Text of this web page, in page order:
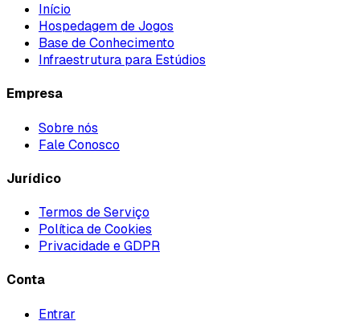
Início
Hospedagem de Jogos
Base de Conhecimento
Infraestrutura para Estúdios
Empresa
Sobre nós
Fale Conosco
Jurídico
Termos de Serviço
Política de Cookies
Privacidade e GDPR
Conta
Entrar